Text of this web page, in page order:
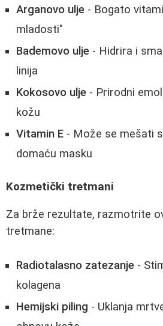
Arganovo ulje - Bogato
mladosti"
Bademovo ulje - Hidrira i
linija
Kokosovo ulje - Prirodni
kožu
Vitamin E - Može se mešati
domaću masku
Kozmetički tretmani
Za brže rezultate, razmotrite
tretmane:
Radiotalasno zatezanje -
kolagena
Hemijski piling - Uklanja